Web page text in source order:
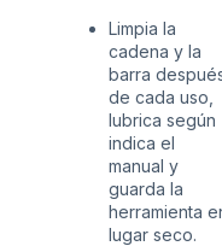
Limpia la
cadena y la
barra
de cada uso,
lubrica según
indica el
manual y
guarda la
herramienta
lugar seco.